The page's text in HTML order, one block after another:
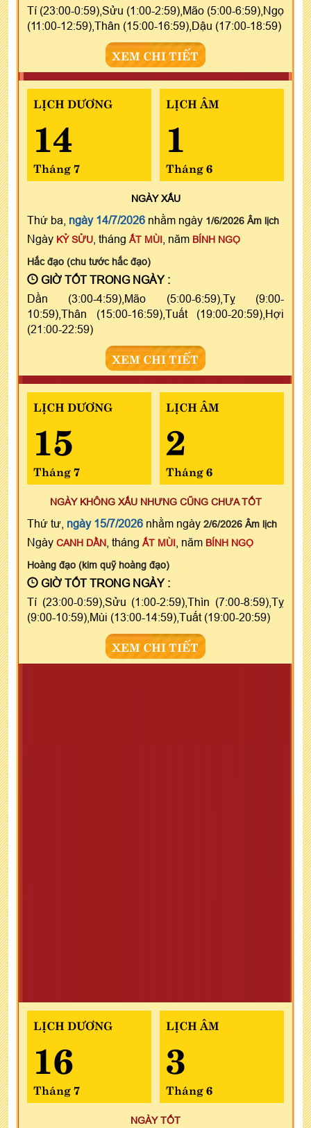
Tí (23:00-0:59),Sửu (1:00-2:59),Mão (5:00-6:59),Ngọ
(11:00-12:59),Thân (15:00-16:59),Dậu (17:00-18:59)
XEM CHI TIẾT
LỊCH DƯƠNG
14
Tháng 7
LỊCH ÂM
1
Tháng 6
NGÀYXẤU
Thứ ba, ngày 14/7/2026 nhằm ngày 1/6/2026 Âm lịch
Ngày KỶ SỬU , tháng ẤT MÙI , năm BÍNH NGỌ
Hắc đạo (chu tước hắc đạo)
GIỜ TỐT TRONG NGÀY :
Dần (3:00-4:59),Mão (5:00-6:59),Tỵ (9:00-
10:59),Thân (15:00-16:59),Tuất (19:00-20:59),Hợi
(21:00-22:59)
XEM CHI TIẾT
LỊCH DƯƠNG
15
Tháng 7
LỊCH ÂM
2
Tháng 6
NGÀY KHÔNG XẤU NHƯNG CŨNG CHƯA TỐT
Thứ tư, ngày 15/7/2026 nhằm ngày 2/6/2026 Âm lịch
Ngày CANH DẦN , tháng ẤT MÙI , năm BÍNH NGỌ
Hoàng đạo (kim quỹ hoàng đạo)
GIỜ TỐT TRONG NGÀY :
Tí (23:00-0:59),Sửu (1:00-2:59),Thìn (7:00-8:59),Tỵ
(9:00-10:59),Mùi (13:00-14:59),Tuất (19:00-20:59)
XEM CHI TIẾT
LỊCH DƯƠNG
16
Tháng 7
LỊCH ÂM
3
Tháng 6
NGÀY TỐT